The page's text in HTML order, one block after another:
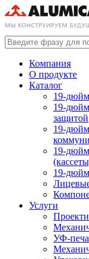
Компания
О продукте
Каталог
19-
19-
защитой
19-
19-
19-
Услуги
УФ-